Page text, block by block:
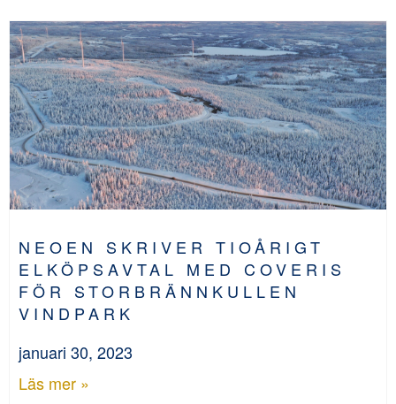
NEOEN SKRIVER TIOÅRIGT
ELKÖPSAVTAL MED COVERIS
FÖR STORBRÄNNKULLEN
VINDPARK
januari 30, 2023
Läs mer »